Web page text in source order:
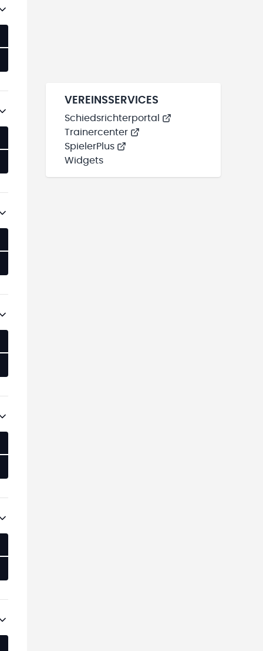
VEREINSSERVICES
Schiedsrichterportal
Trainercenter
SpielerPlus
Widgets